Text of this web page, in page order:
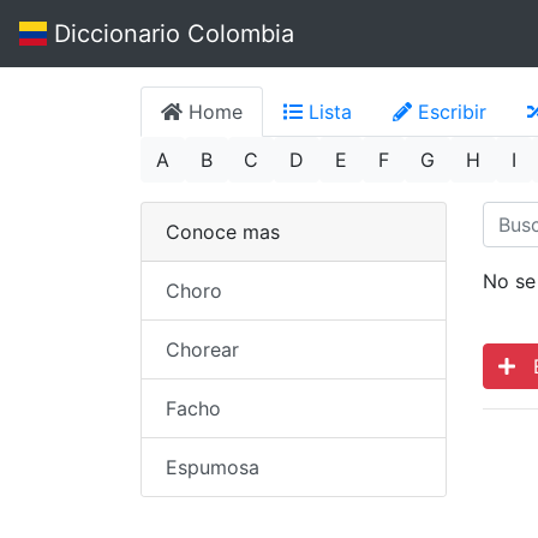
Diccionario Colombia
Home Lista Escribir
A
B C D E F G H I
No
Conoce mas
Choro
Chorear
Facho
Espumosa